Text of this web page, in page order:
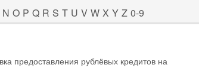
N O P Q R S T U V W X Y Z 0-9
предоставления рублёвых кредитов на